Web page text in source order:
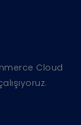
Cloud